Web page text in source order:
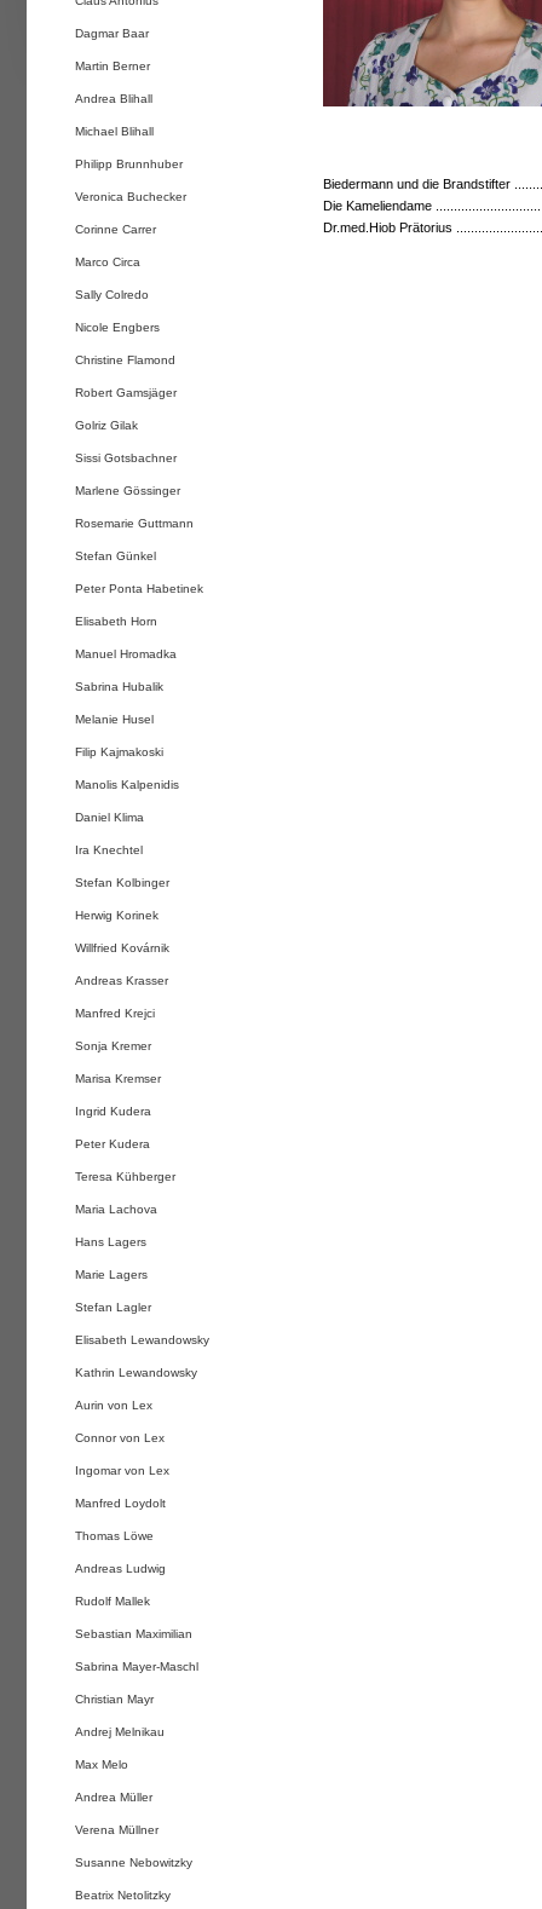
Dagmar Baar
Martin Berner
Andrea Blihall
Michael Blihall
Philipp Brunnhuber
Veronica Buchecker
Corinne Carrer
Marco Circa
Sally Colredo
Nicole Engbers
Christine Flamond
Robert Gamsjäger
Golriz Gilak
Sissi Gotsbachner
Marlene Gössinger
Rosemarie Guttmann
Stefan Günkel
Peter Ponta Habetinek
Elisabeth Horn
Manuel Hromadka
Sabrina Hubalik
Melanie Husel
Filip Kajmakoski
Manolis Kalpenidis
Daniel Klima
Ira Knechtel
Stefan Kolbinger
Herwig Korinek
Willfried Kovárnik
Andreas Krasser
Manfred Krejci
Sonja Kremer
Marisa Kremser
Ingrid Kudera
Peter Kudera
Teresa Kühberger
Maria Lachova
Hans Lagers
Marie Lagers
Stefan Lagler
Elisabeth Lewandowsky
Kathrin Lewandowsky
Aurin von Lex
Connor von Lex
Ingomar von Lex
Manfred Loydolt
Thomas Löwe
Andreas Ludwig
Rudolf Mallek
Sebastian Maximilian
Sabrina Mayer-Maschl
Christian Mayr
Andrej Melnikau
Max Melo
Andrea Müller
Verena Müllner
Susanne Nebowitzky
Beatrix Netolitzky
Biedermann und die Brandstifter
Die Kameliendame
Dr.med.Hiob Prätorius